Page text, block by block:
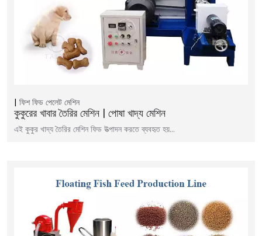
ফিশ ফিড পেলেট মেশিন
কুকুরের খাবার তৈরির মেশিন | পোষা খাদ্য মেশিন
এই কুকুর খাদ্য তৈরির মেশিন ফিড উত্পাদন করতে ব্যবহৃত হয়…